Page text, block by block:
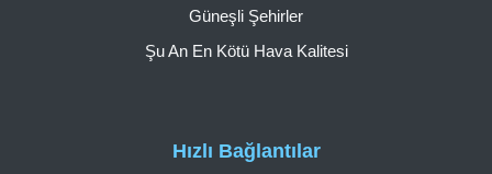
Hızlı Bağlantılar
Güneşli Şehirler
Şu An En Kötü Hava Kalitesi